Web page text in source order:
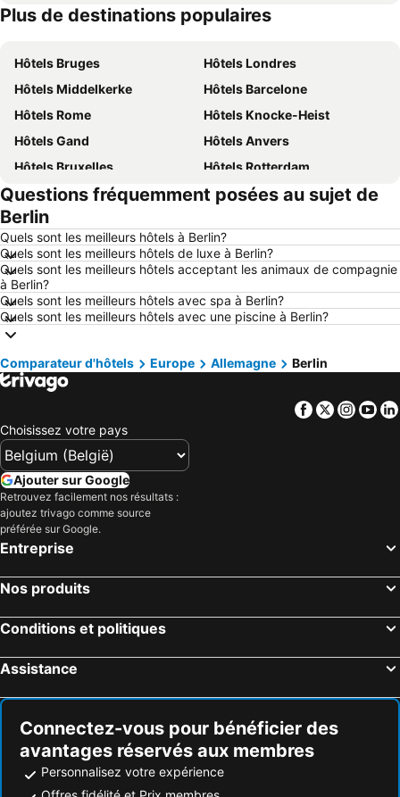
Hôtels Belgique
Hôtels Ardennes belges
Plus de destinations populaires
Hôtels Bruges
Hôtels Londres
Hôtels Middelkerke
Hôtels Barcelone
Hôtels Rome
Hôtels Knocke-Heist
Hôtels Gand
Hôtels Anvers
Hôtels Bruxelles
Hôtels Rotterdam
Hôtels Maastricht
Hôtels Durbuy
Hôtels Hasselt
Hôtels Boulogne-sur-Mer
Hôtels Le Coq
Hôtels Le Touquet-Paris-Plage
Hôtels Dunkerque
Hôtels Málaga
Hôtels France
Hôtels Luxembourg
Hôtels Ténérife
Hôtels Italie
Hôtels Normandie
Hôtels Île de Rhodes
Hôtels Lac de Garde
Hôtels Bretagne
Hôtels Sicile
Hôtels Grande Canarie
Questions fréquemment posées au sujet de
Berlin
Quels sont les meilleurs hôtels à Berlin?
Quels sont les meilleurs hôtels de luxe à Berlin?
Quels sont les meilleurs hôtels acceptant les animaux de compagnie
à Berlin?
Quels sont les meilleurs hôtels avec spa à Berlin?
Quels sont les meilleurs hôtels avec une piscine à Berlin?
Comparateur d'hôtels Europe Allemagne Berlin
Facebook
Twitter
Choisissez votre pays
Ajouter sur Google
Retrouvez facilement nos résultats :
ajoutez trivago comme source
préférée sur Google.
Entreprise
Nos produits
Conditions et politiques
Assistance
Connectez-vous pour bénéficier des
avantages réservés aux membres
Personnalisez votre expérience